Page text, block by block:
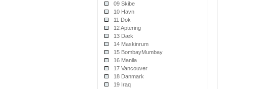
09 Skibe
10 Havn
11 Dok
12 Aptering
13 Dæk
14 Maskinrum
15 BombayMumbay
16 Manila
17 Vancouver
18 Danmark
19 Iraq